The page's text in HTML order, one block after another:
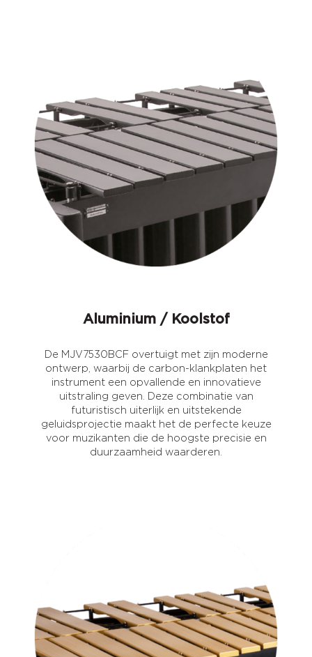
Aluminium / Koolstof
De MJV7530BCF overtuigt met zijn moderne
ontwerp, waarbij de carbon-klankplaten het
instrument een opvallende en innovatieve
uitstraling geven. Deze combinatie van
futuristisch uiterlijk en uitstekende
geluidsprojectie maakt het de perfecte keuze
voor muzikanten die de hoogste precisie en
duurzaamheid waarderen.